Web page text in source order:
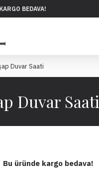
BEDAVA!
Duvar Saati
Duvar Saati
Bu üründe kargo bedava!